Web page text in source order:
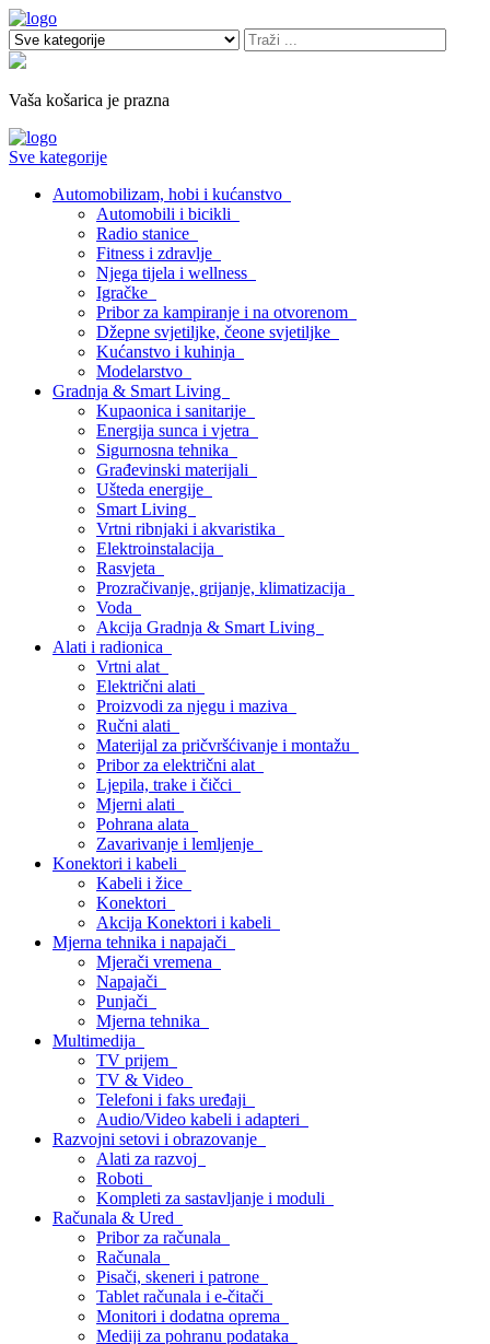
Vaša košarica je prazna
Sve kategorije
Automobilizam, hobi i kućanstvo
Automobili i bicikli
Radio stanice
Fitness i zdravlje
Njega tijela i wellness
Igračke
Pribor za kampiranje i na otvorenom
Džepne svjetiljke, čeone svjetiljke
Kućanstvo i kuhinja
Modelarstvo
Gradnja & Smart Living
Kupaonica i sanitarije
Energija sunca i vjetra
Sigurnosna tehnika
Građevinski materijali
Ušteda energije
Smart Living
Vrtni ribnjaki i akvaristika
Elektroinstalacija
Rasvjeta
Prozračivanje, grijanje, klimatizacija
Voda
Akcija Gradnja & Smart Living
Alati i radionica
Vrtni alat
Električni alati
Proizvodi za njegu i maziva
Ručni alati
Materijal za pričvršćivanje i montažu
Pribor za električni alat
Ljepila, trake i čičci
Mjerni alati
Pohrana alata
Zavarivanje i lemljenje
Konektori i kabeli
Kabeli i žice
Konektori
Akcija Konektori i kabeli
Mjerna tehnika i napajači
Mjerači vremena
Napajači
Punjači
Mjerna tehnika
Multimedija
TV prijem
TV & Video
Telefoni i faks uređaji
Audio/Video kabeli i adapteri
Razvojni setovi i obrazovanje
Alati za razvoj
Roboti
Kompleti za sastavljanje i moduli
Računala & Ured
Pribor za računala
Računala
Pisači, skeneri i patrone
Tablet računala i e-čitači
Monitori i dodatna oprema
Mediji za pohranu podataka